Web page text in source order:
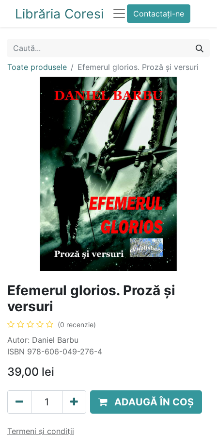
Librăria Coresi Contactați-ne
Toate produsele Efemerul glorios. Proză și versuri
Efemerul glorios. Proză și
versuri
(0 recenzie)
Autor: Daniel Barbu
ISBN 978-606-049-276-4
39,00 lei
ADAUGĂ ÎN COȘ
Termeni și condiții